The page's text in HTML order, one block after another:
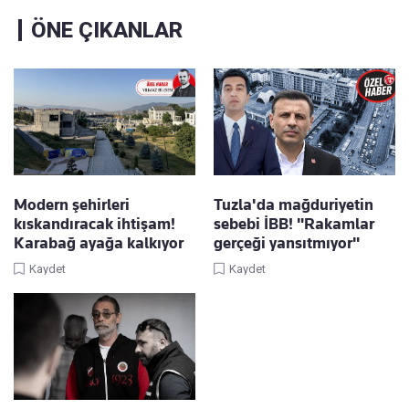
ÖNE ÇIKANLAR
Modern şehirleri
kıskandıracak ihtişam!
Karabağ ayağa kalkıyor
Kaydet
Tuzla'da mağduriyetin
sebebi İBB! "Rakamlar
gerçeği yansıtmıyor"
Kaydet